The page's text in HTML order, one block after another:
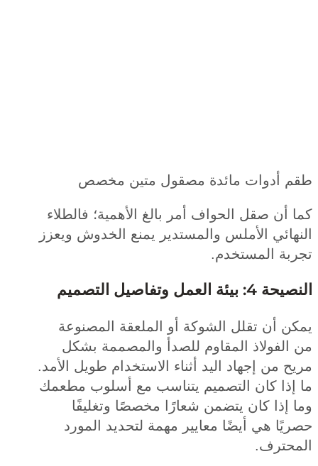
أدوات مائدة مصقول متين مخصص
أن صقل الحواف أمر بالغ الأهمية؛ فالطلاء
الأملس والمستدير يمنع الخدوش ويعزز
المستخدم.
وتفاصيل التصميم
أن تقلل الشوكة أو الملعقة المصنوعة
المقاوم للصدأ والمصممة بشكل
من إجهاد اليد أثناء الاستخدام طويل الأمد.
كان التصميم يتناسب مع أسلوب مطعمك
إذا كان يتضمن شعارًا مخصصًا وتغليفًا
هي أيضًا معايير مهمة لتحديد المورد